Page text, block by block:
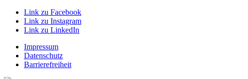
Link zu Facebook
Link zu Instagram
Link zu LinkedIn
Impressum
Datenschutz
Barrierefreiheit